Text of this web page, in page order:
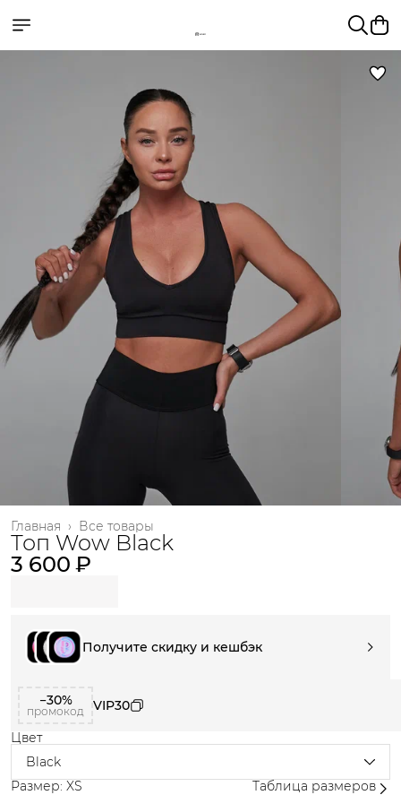
Все товары
Главная ›
Топ Wow Black
3 600 ₽
Получите скидку и кешбэк
−30%
промокод
VIP30
Цвет
Black
Размер: XS
Таблица размеров